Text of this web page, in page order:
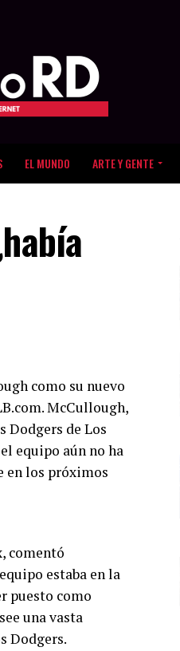
EL MUNDO ARTE Y GENTE
como su nuevo
McCullough,
Dodgers de Los
equipo aún no ha
en los próximos
comentó
estaba en la
puesto como
una vasta
Dodgers.